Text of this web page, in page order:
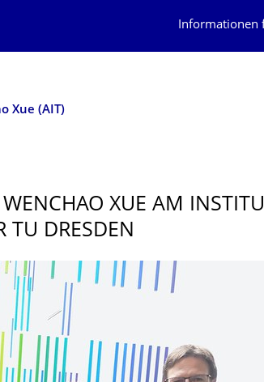
Informationen
Xue (AIT)
XUE AM
TU DRESDEN